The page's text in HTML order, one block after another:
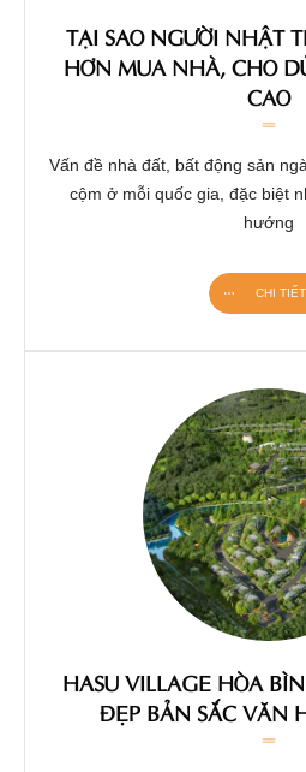
TẠI SAO NGƯỜI NHẬT
HƠN MUA NHÀ, CHO
CAO
Vấn đề nhà đất, bất động sản
cộm ở mỗi quốc gia, đặc biệt
hướng
CHI TIẾT
HASU VILLAGE HÒA
ĐẸP BẢN SẮC VĂN